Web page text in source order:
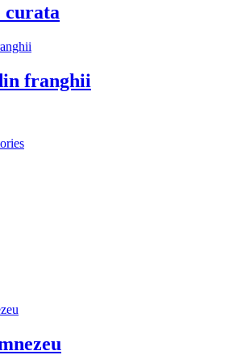
curata
franghii